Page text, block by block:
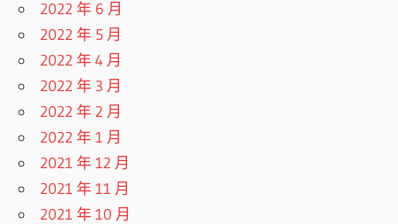
2022 年 6 月
2022 年 5 月
2022 年 4 月
2022 年 3 月
2022 年 2 月
2022 年 1 月
2021 年 12 月
2021 年 11 月
2021 年 10 月